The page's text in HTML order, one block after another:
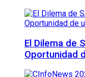
El Dilema de
Oportunidad